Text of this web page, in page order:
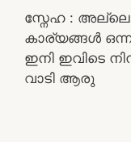
സ്നേഹ :
കാര്യങ്ങൾ
ഇനി ഇവിടെ
വാടി ആരു